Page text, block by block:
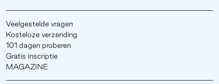
Veelgestelde vragen
Kosteloze verzending
101 dagen proberen
Gratis inscriptie
MAGAZINE